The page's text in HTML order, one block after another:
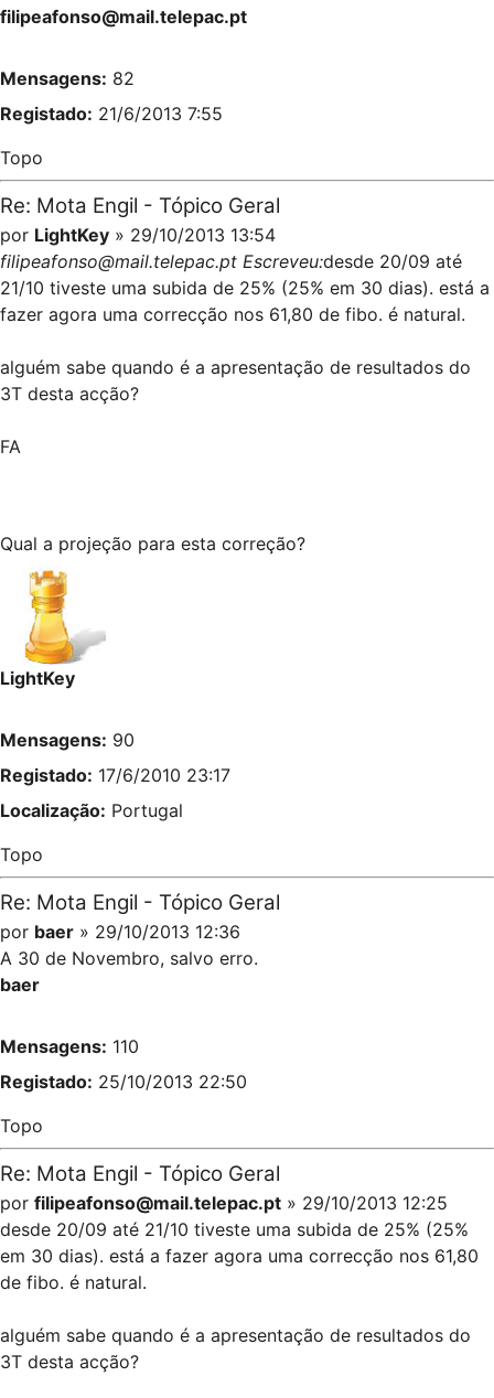
filipeafonso@mail.telepac.pt
Mensagens: 82
Registado: 21/6/2013 7:55
Topo
Re: Mota Engil - Tópico Geral
por LightKey » 29/10/2013 13:54
filipeafonso@mail.telepac.pt Escreveu:desde 20/09 até
21/10 tiveste uma subida de 25% (25% em 30 dias). está a
fazer agora uma correcção nos 61,80 de fibo. é natural.
alguém sabe quando é a apresentação de resultados do
3T desta acção?
FA
Qual a projeção para esta correção?
LightKey
Mensagens: 90
Registado: 17/6/2010 23:17
Localização: Portugal
Topo
Re: Mota Engil - Tópico Geral
por baer » 29/10/2013 12:36
A 30 de Novembro, salvo erro.
baer
Mensagens: 110
Registado: 25/10/2013 22:50
Topo
Re: Mota Engil - Tópico Geral
por filipeafonso@mail.telepac.pt » 29/10/2013 12:25
desde 20/09 até 21/10 tiveste uma subida de 25% (25%
em 30 dias). está a fazer agora uma correcção nos 61,80
de fibo. é natural.
alguém sabe quando é a apresentação de resultados do
3T desta acção?